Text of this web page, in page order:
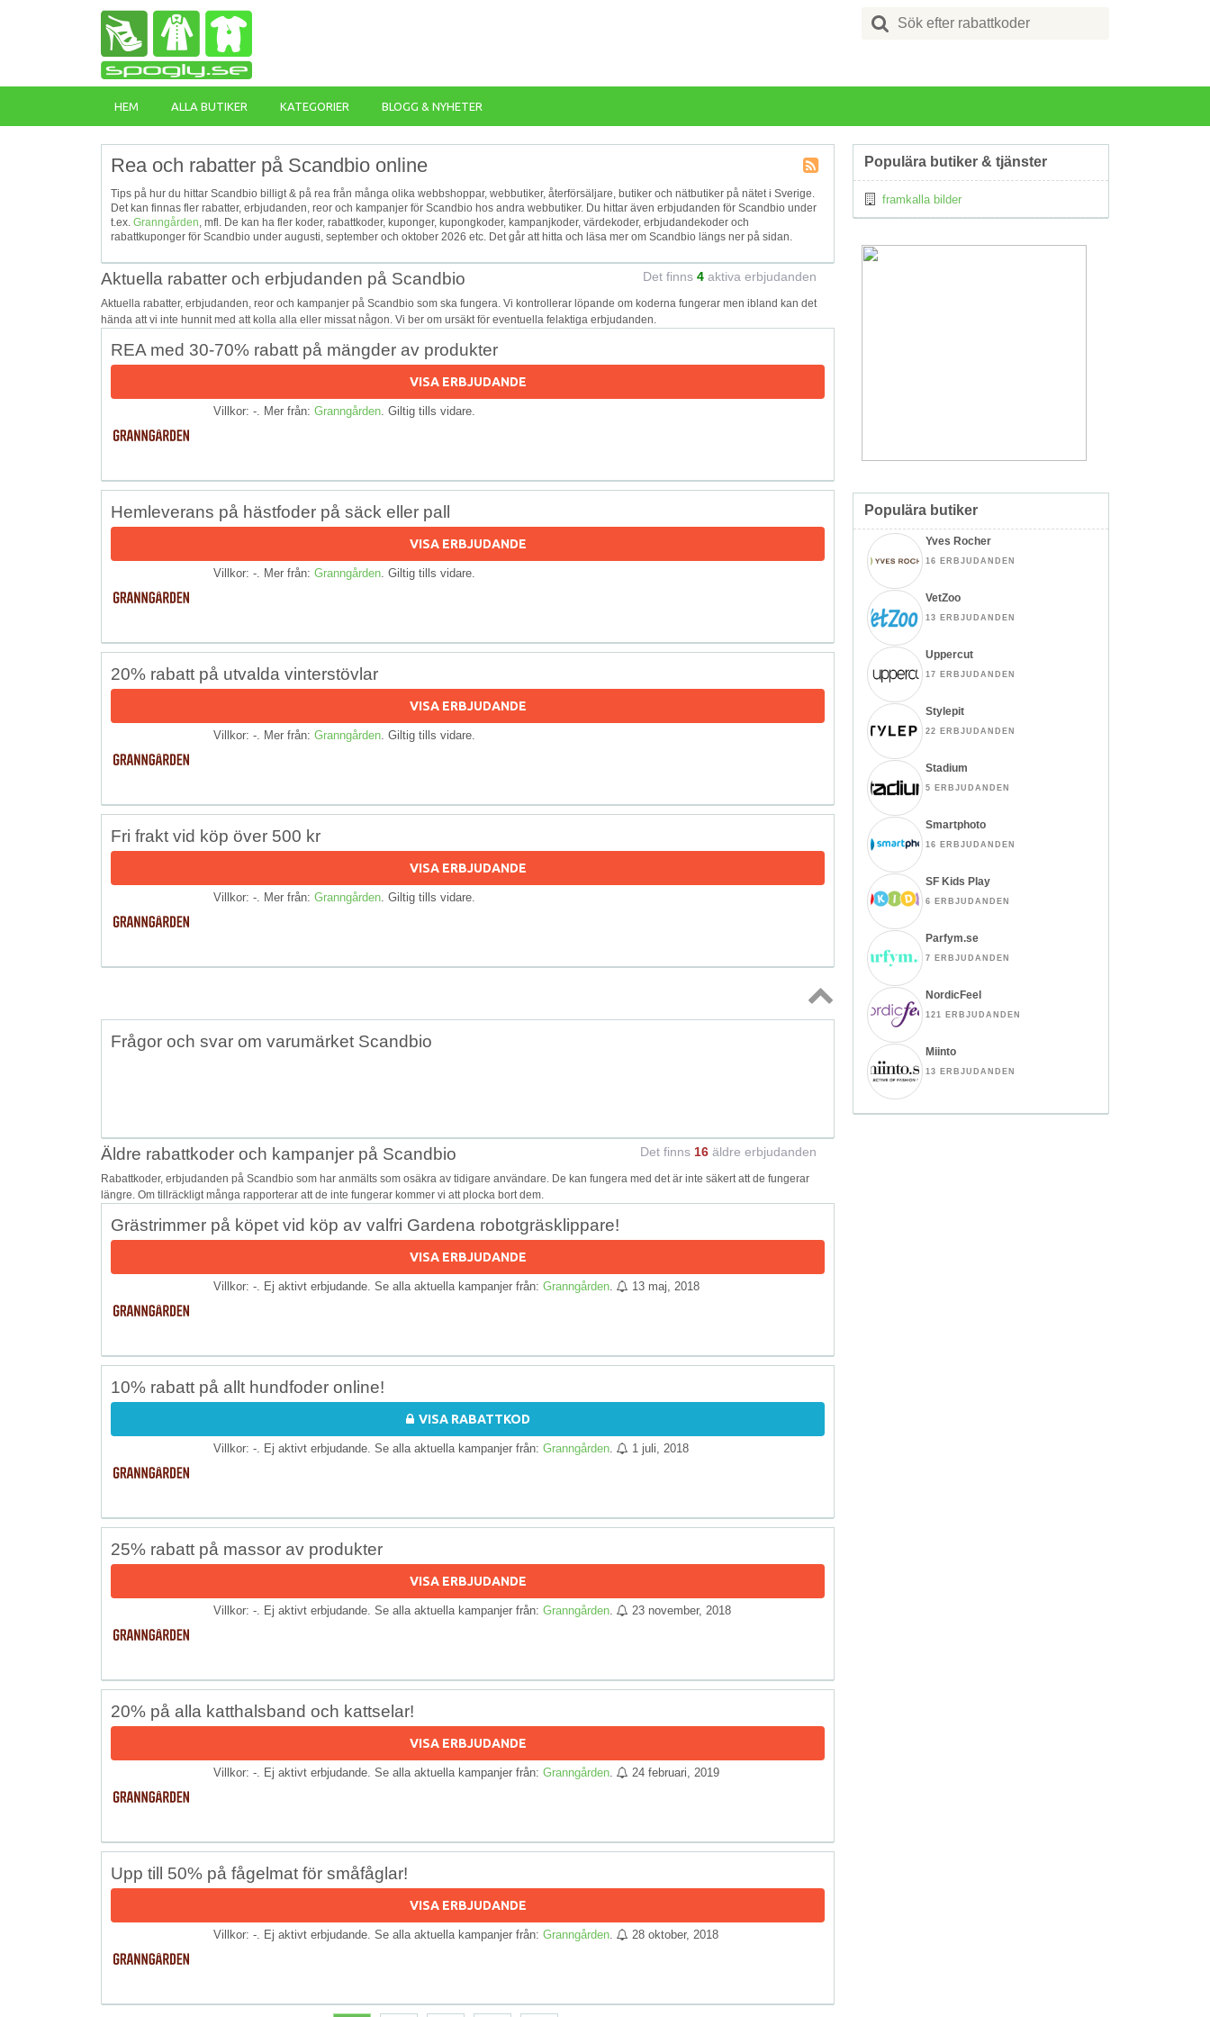
Search
for:
HEM ALLA BUTIKER KATEGORIER BLOGG & NYHETER
Tagg
Rea och rabatter på Scandbio online
Tips på hur du hittar Scandbio billigt & på rea från många olika webbshoppar, webbutiker, återförsäljare, butiker och nätbutiker på nätet i Sverige.
Det kan finnas fler rabatter, erbjudanden, reor och kampanjer för Scandbio hos andra webbutiker. Du hittar även erbjudanden för Scandbio under
t.ex. Granngården, mfl. De kan ha fler koder, rabattkoder, kuponger, kupongkoder, kampanjkoder, värdekoder, erbjudandekoder och
rabattkuponger för Scandbio under augusti, september och oktober 2026 etc. Det går att hitta och läsa mer om Scandbio längs ner på sidan.
Aktuella rabatter och erbjudanden på Scandbio Det finns 4 aktiva erbjudanden
Aktuella rabatter, erbjudanden, reor och kampanjer på Scandbio som ska fungera. Vi kontrollerar löpande om koderna fungerar men ibland kan det
hända att vi inte hunnit med att kolla alla eller missat någon. Vi ber om ursäkt för eventuella felaktiga erbjudanden.
REA med 30-70% rabatt på mängder av produkter
VISA ERBJUDANDE
Villkor: -. Mer från: Granngården . Giltig tills vidare.
Hemleverans på hästfoder på säck eller pall
VISA ERBJUDANDE
Villkor: -. Mer från: Granngården . Giltig tills vidare.
20% rabatt på utvalda vinterstövlar
VISA ERBJUDANDE
Villkor: -. Mer från: Granngården . Giltig tills vidare.
Fri frakt vid köp över 500 kr
VISA ERBJUDANDE
Villkor: -. Mer från: Granngården . Giltig tills vidare.
Topp
Frågor och svar om varumärket Scandbio
Äldre rabattkoder och kampanjer på Scandbio Det finns 16 äldre erbjudanden
Rabattkoder, erbjudanden på Scandbio som har anmälts som osäkra av tidigare användare. De kan fungera med det är inte säkert att de fungerar
längre. Om tillräckligt många rapporterar att de inte fungerar kommer vi att plocka bort dem.
Grästrimmer på köpet vid köp av valfri Gardena robotgräsklippare!
VISA ERBJUDANDE
Villkor: -. Ej aktivt erbjudande. Se alla aktuella kampanjer från: Granngården 13 maj, 2018
10% rabatt på allt hundfoder online!
VISA RABATTKOD
Villkor: -. Ej aktivt erbjudande. Se alla aktuella kampanjer från: Granngården 1 juli, 2018
25% rabatt på massor av produkter
VISA ERBJUDANDE
Villkor: -. Ej aktivt erbjudande. Se alla aktuella kampanjer från: Granngården 23 november, 2018
20% på alla katthalsband och kattselar!
VISA ERBJUDANDE
Villkor: -. Ej aktivt erbjudande. Se alla aktuella kampanjer från: Granngården 24 februari, 2019
Upp till 50% på fågelmat för småfåglar!
VISA ERBJUDANDE
Villkor: -. Ej aktivt erbjudande. Se alla aktuella kampanjer från: Granngården 28 oktober, 2018
Populära butiker & tjänster
framkalla bilder
Populära butiker
Yves Rocher
16 ERBJUDANDEN
VetZoo
13 ERBJUDANDEN
Uppercut
17 ERBJUDANDEN
Stylepit
22 ERBJUDANDEN
Stadium
5 ERBJUDANDEN
Smartphoto
16 ERBJUDANDEN
SF Kids Play
6 ERBJUDANDEN
Parfym.se
7 ERBJUDANDEN
NordicFeel
121 ERBJUDANDEN
Miinto
13 ERBJUDANDEN